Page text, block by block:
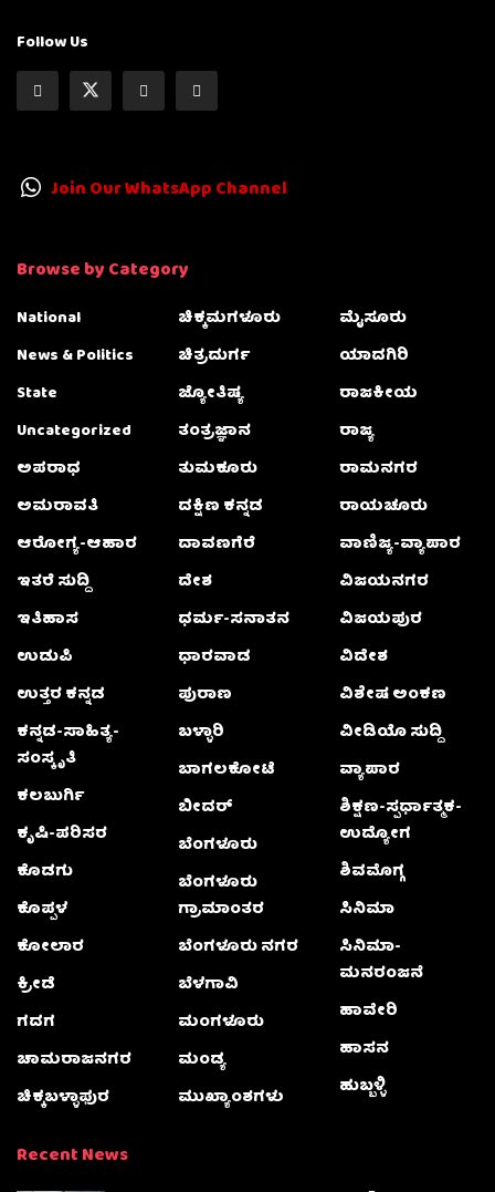
Follow Us
Join Our WhatsApp Channel
Browse by Category
National
News & Politics
State
Uncategorized
ಅಪರಾಧ
ಅಮರಾವತಿ
ಆರೋಗ್ಯ-ಆಹಾರ
ಇತರೆ ಸುದ್ದಿ
ಇತಿಹಾಸ
ಉಡುಪಿ
ಉತ್ತರ ಕನ್ನಡ
ಕನ್ನಡ-ಸಾಹಿತ್ಯ-
ಸಂಸ್ಕೃತಿ
ಕಲಬುರ್ಗಿ
ಕೃಷಿ-ಪರಿಸರ
ಕೊಡಗು
ಕೊಪ್ಪಳ
ಕೋಲಾರ
ಕ್ರೀಡೆ
ಗದಗ
ಚಾಮರಾಜನಗರ
ಚಿಕ್ಕಬಳ್ಳಾಫುರ
ಚಿಕ್ಕಮಗಳೂರು
ಚಿತ್ರದುರ್ಗ
ಜ್ಯೋತಿಷ್ಯ
ತಂತ್ರಜ್ಞಾನ
ತುಮಕೂರು
ದಕ್ಷಿಣ ಕನ್ನಡ
ದಾವಣಗೆರೆ
ದೇಶ
ಧರ್ಮ-ಸನಾತನ
ಧಾರವಾಡ
ಪುರಾಣ
ಬಳ್ಳಾರಿ
ಬಾಗಲಕೋಟೆ
ಬೀದರ್
ಬೆಂಗಳೂರು
ಬೆಂಗಳೂರು
ಗ್ರಾಮಾಂತರ
ಬೆಂಗಳೂರು ನಗರ
ಬೆಳಗಾವಿ
ಮಂಗಳೂರು
ಮಂಡ್ಯ
ಮುಖ್ಯಾಂಶಗಳು
ಮೈಸೂರು
ಯಾದಗಿರಿ
ರಾಜಕೀಯ
ರಾಜ್ಯ
ರಾಮನಗರ
ರಾಯಚೂರು
ವಾಣಿಜ್ಯ-ವ್ಯಾಪಾರ
ವಿಜಯನಗರ
ವಿಜಯಪುರ
ವಿದೇಶ
ವಿಶೇಷ ಅಂಕಣ
ವೀಡಿಯೊ ಸುದ್ದಿ
ವ್ಯಾಪಾರ
ಶಿಕ್ಷಣ-ಸ್ಪರ್ಧಾತ್ಮಕ-
ಉದ್ಯೋಗ
ಶಿವಮೊಗ್ಗ
ಸಿನಿಮಾ
ಸಿನಿಮಾ-
ಮನರಂಜನೆ
ಹಾವೇರಿ
ಹಾಸನ
ಹುಬ್ಬಳ್ಳಿ
Recent News